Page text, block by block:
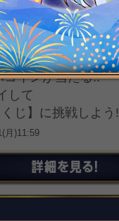
コインが当たる!!
して
くじ】に挑戦しよう!
月)11:59